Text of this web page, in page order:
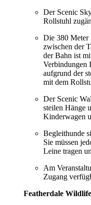
Der Scenic
Rollstuhl
Die 380 Meter
zwischen der
der Bahn ist
Verbindungen
aufgrund der
mit dem
Der Scenic
steilen Hänge
Kinderwagen
Begleithunde
Sie müssen
Leine tragen
Am
Zugang
Featherdale